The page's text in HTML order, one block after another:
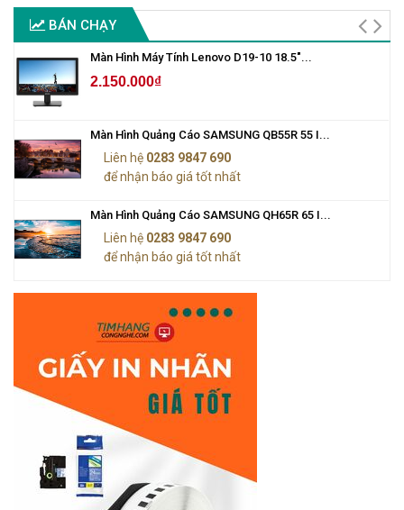
BÁN CHẠY
Màn Hình Máy Tính Lenovo D19-10 18.5"...
2.150.000₫
Màn Hình Quảng Cáo SAMSUNG QB55R 55 I...
Liên hệ 0283 9847 690
để nhận báo giá tốt nhất
Màn Hình Quảng Cáo SAMSUNG QH65R 65 I...
Liên hệ 0283 9847 690
để nhận báo giá tốt nhất